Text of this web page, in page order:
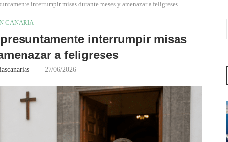
interrumpir misas durante meses y amenazar a feligreses
CANARIA
interrumpir misas
a feligreses
27/06/2026